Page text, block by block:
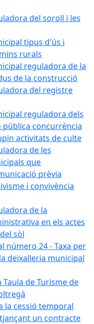
del soroll i les
tipus d'ús i
rurals
reguladora de la
de la construcció
del registre
reguladora dels
concurrència
activitats de culte
de les
que
prèvia
i convivència
de la
en els actes
sòl
número 24 - Taxa per
deixalleria municipal
Taula de Turisme de
la cessió temporal
un contracte